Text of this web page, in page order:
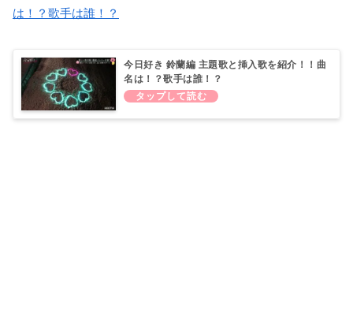
は！？歌手は誰！？
今日好き 鈴蘭編 主題歌と挿入歌を紹介！！曲
名は！？歌手は誰！？